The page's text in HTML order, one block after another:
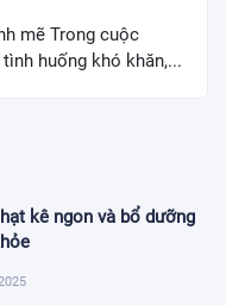
mẽ Trong cuộc
huống khó khăn,...
kê ngon và bổ dưỡng